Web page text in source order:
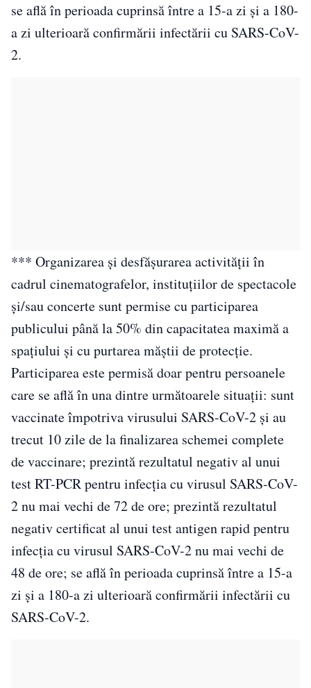
se află în perioada cuprinsă între a 15-a zi şi a 180-
a zi ulterioară confirmării infectării cu SARS-CoV-
2.
*** Organizarea şi desfăşurarea activităţii în
cadrul cinematografelor, instituţiilor de spectacole
şi/sau concerte sunt permise cu participarea
publicului până la 50% din capacitatea maximă a
spaţiului şi cu purtarea măştii de protecţie.
Participarea este permisă doar pentru persoanele
care se află în una dintre următoarele situaţii: sunt
vaccinate împotriva virusului SARS-CoV-2 şi au
trecut 10 zile de la finalizarea schemei complete
de vaccinare; prezintă rezultatul negativ al unui
test RT-PCR pentru infecţia cu virusul SARS-CoV-
2 nu mai vechi de 72 de ore; prezintă rezultatul
negativ certificat al unui test antigen rapid pentru
infecţia cu virusul SARS-CoV-2 nu mai vechi de
48 de ore; se află în perioada cuprinsă între a 15-a
zi şi a 180-a zi ulterioară confirmării infectării cu
SARS-CoV-2.